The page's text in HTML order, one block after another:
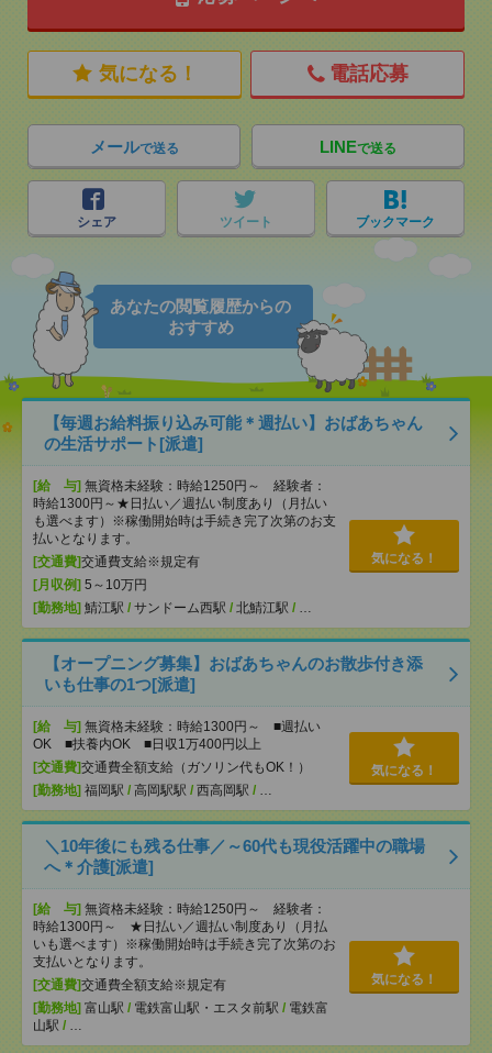
気になる！ 電話応募
メールで送る LINEで送る
シェア ツイート ブックマーク
あなたの閲覧履歴からの
おすすめ
【毎週お給料振り込み可能＊週払い】おばあちゃん
の生活サポート[派遣]
[給 与] 無資格未経験：時給1250円～ 経験者：
時給1300円～★日払い／週払い制度あり（月払い
も選べます）※稼働開始時は手続き完了次第のお支
払いとなります。
[交通費]交通費支給※規定有
[月収例] 5～10万円
[勤務地] 鯖江駅 / サンドーム西駅 / 北鯖江駅 / …
気になる！
【オープニング募集】おばあちゃんのお散歩付き添
いも仕事の1つ[派遣]
[給 与] 無資格未経験：時給1300円～ ■週払い
OK ■扶養内OK ■日収1万400円以上
[交通費]交通費全額支給（ガソリン代もOK！）
[勤務地] 福岡駅 / 高岡駅駅 / 西高岡駅 / …
気になる！
＼10年後にも残る仕事／～60代も現役活躍中の職場
へ＊介護[派遣]
[給 与] 無資格未経験：時給1250円～ 経験者：
時給1300円～ ★日払い／週払い制度あり（月払
いも選べます）※稼働開始時は手続き完了次第のお
支払いとなります。
[交通費]交通費全額支給※規定有
[勤務地] 富山駅 / 電鉄富山駅・エスタ前駅 / 電鉄富
山駅 / …
気になる！